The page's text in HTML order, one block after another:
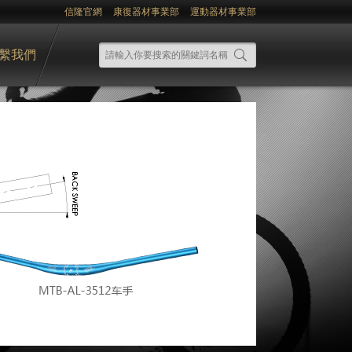
信隆官網 康復器材事業部 運動器材事業部
我們